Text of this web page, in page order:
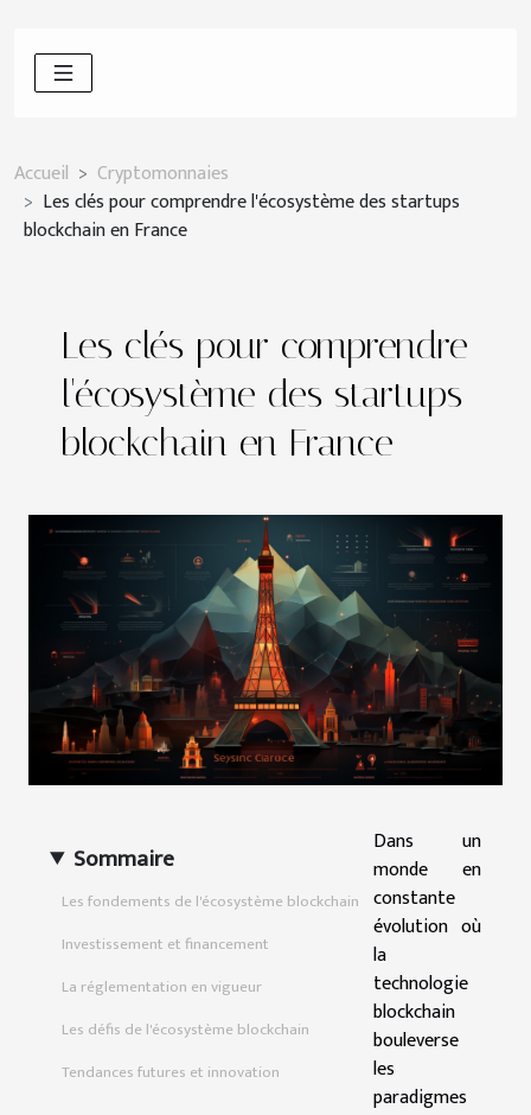
Accueil
Cryptomonnaies
Les clés pour comprendre l'écosystème des startups
blockchain en France
Les clés pour comprendre
l'écosystème des startups
blockchain en France
Sommaire
Les fondements de l'écosystème blockchain
Investissement et financement
La réglementation en vigueur
Les défis de l'écosystème blockchain
Tendances futures et innovation
Dans un
monde en
constante
évolution où
la
technologie
blockchain
bouleverse
les
paradigmes